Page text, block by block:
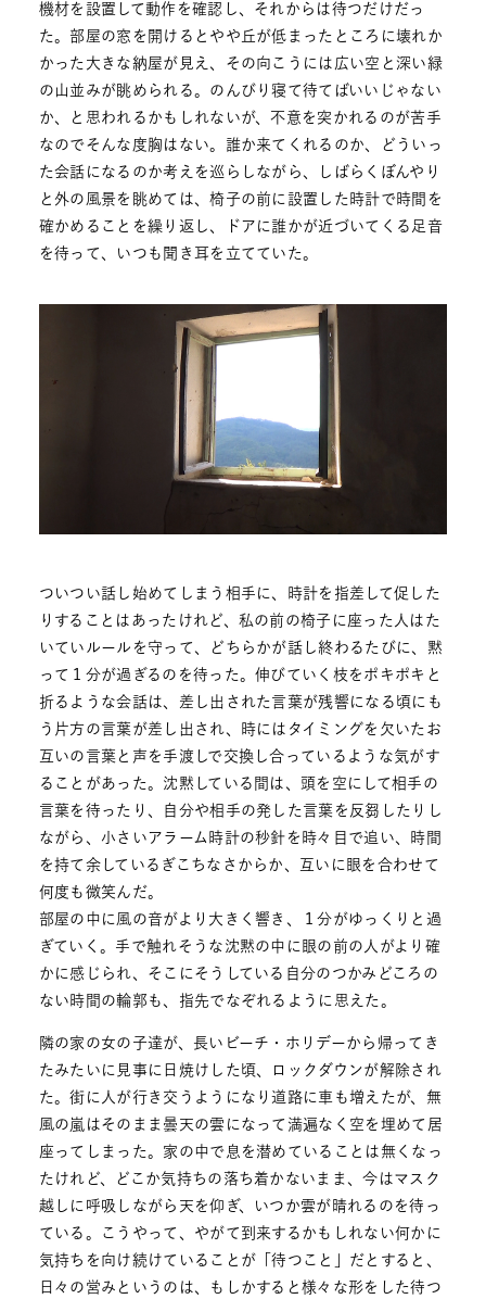
機材を設置して動作を確認し、それからは待つだけだっ
た。部屋の窓を開けるとやや丘が低まったところに壊れか
かった大きな納屋が見え、その向こうには広い空と深い緑
の山並みが眺められる。のんびり寝て待てばいいじゃない
か、と思われるかもしれないが、不意を突かれるのが苦手
なのでそんな度胸はない。誰か来てくれるのか、どういっ
た会話になるのか考えを巡らしながら、しばらくぼんやり
と外の風景を眺めては、椅子の前に設置した時計で時間を
確かめることを繰り返し、ドアに誰かが近づいてくる足音
を待って、いつも聞き耳を立てていた。
ついつい話し始めてしまう相手に、時計を指差して促した
りすることはあったけれど、私の前の椅子に座った人はた
いていルールを守って、どちらかが話し終わるたびに、黙
って１分が過ぎるのを待った。伸びていく枝をポキポキと
折るような会話は、差し出された言葉が残響になる頃にも
う片方の言葉が差し出され、時にはタイミングを欠いたお
互いの言葉と声を手渡しで交換し合っているような気がす
ることがあった。沈黙している間は、頭を空にして相手の
言葉を待ったり、自分や相手の発した言葉を反芻したりし
ながら、小さいアラーム時計の秒針を時々目で追い、時間
を持て余しているぎこちなさからか、互いに眼を合わせて
何度も微笑んだ。
部屋の中に風の音がより大きく響き、１分がゆっくりと過
ぎていく。手で触れそうな沈黙の中に眼の前の人がより確
かに感じられ、そこにそうしている自分のつかみどころの
ない時間の輪郭も、指先でなぞれるように思えた。
隣の家の女の子達が、長いビーチ・ホリデーから帰ってき
たみたいに見事に日焼けした頃、ロックダウンが解除され
た。街に人が行き交うようになり道路に車も増えたが、無
風の嵐はそのまま曇天の雲になって満遍なく空を埋めて居
座ってしまった。家の中で息を潜めていることは無くなっ
たけれど、どこか気持ちの落ち着かないまま、今はマスク
越しに呼吸しながら天を仰ぎ、いつか雲が晴れるのを待っ
ている。こうやって、やがて到来するかもしれない何かに
気持ちを向け続けていることが「待つこと」だとすると、
日々の営みというのは、もしかすると様々な形をした待つ